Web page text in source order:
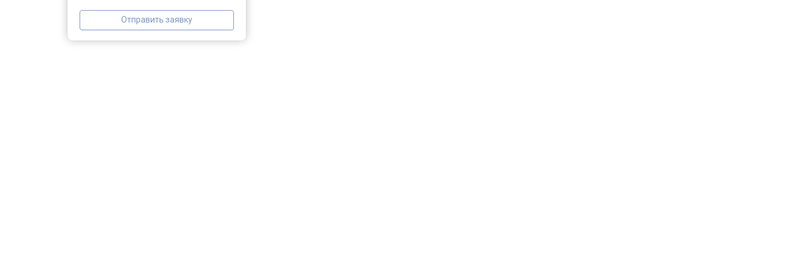
Отправить заявку